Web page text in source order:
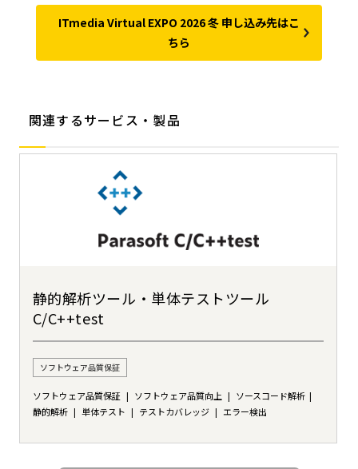
ITmedia Virtual EXPO 2026 冬 申し込み先はこ
ちら
関連するサービス・製品
静的解析ツール・単体テストツール
C/C++test
ソフトウェア品質保証
ソフトウェア品質保証 ソフトウェア品質向上
ソースコード解析
静的解析
単体テスト テストカバレッジ エラー検出